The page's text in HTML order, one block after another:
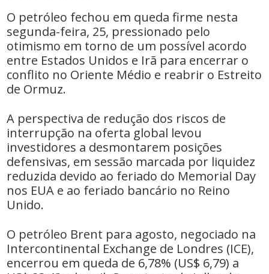
O petróleo fechou em queda firme nesta
segunda-feira, 25, pressionado pelo
otimismo em torno de um possível acordo
entre Estados Unidos e Irã para encerrar o
conflito no Oriente Médio e reabrir o Estreito
de Ormuz.
A perspectiva de redução dos riscos de
interrupção na oferta global levou
investidores a desmontarem posições
defensivas, em sessão marcada por liquidez
reduzida devido ao feriado do Memorial Day
nos EUA e ao feriado bancário no Reino
Unido.
O petróleo Brent para agosto, negociado na
Intercontinental Exchange de Londres (ICE),
encerrou em queda de 6,78% (US$ 6,79) a